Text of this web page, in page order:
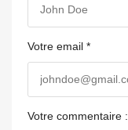
Votre email *
Votre commentaire :